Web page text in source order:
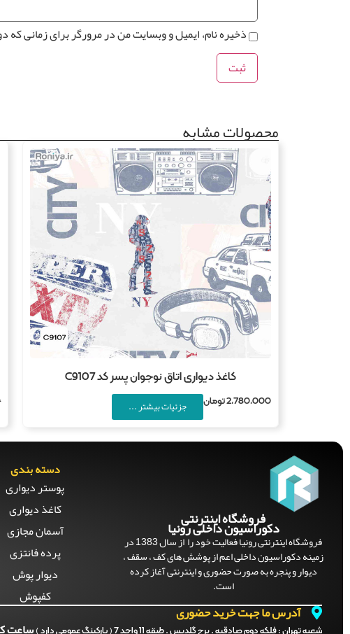
ذخیره نام، ایمیل و وبسایت من در مرورگر برای زمانی
محصولات مشابه
کاغذ دیواری اتاق نوجوان پسر کد C9107
2,780,000تومان جزئیات بیشتر ...
فروشگاه اینترنتی
دکوراسیون داخلی رونیا
فروشگاه اینترنتی رونیا فعالیت خود را از سال 1383 در
زمینه دکوراسیون داخلی اعم از پوشش های کف ، سقف ،
دیوار و پنجره به صورت حضوری و اینترنتی آغاز کرده
است.
دسته بندی
پوستر دیواری
کاغذ دیواری
آسمان مجازی
پرده فانتزی
دیوار پوش
کفپوش
آدرس ما جهت خرید حضوری
شعبه تهران :فلکه دوم صادقیه . برج گلدیس . طبقه 11 واحد 7 ( پارکینگ عمومی دارد )